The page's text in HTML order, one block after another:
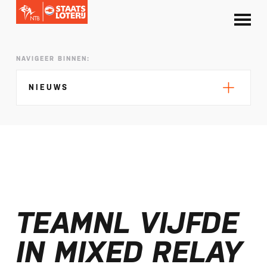
NAVIGEER BINNEN:
NIEUWS
Selectie EK lange afstand Almere bekend
Kalenders T50 en T100 World Championship
Tour 2027 bekend
NTB ontvangt bijdrage van Nederlandse
TEAMNL VIJFDE
IN MIXED RELAY